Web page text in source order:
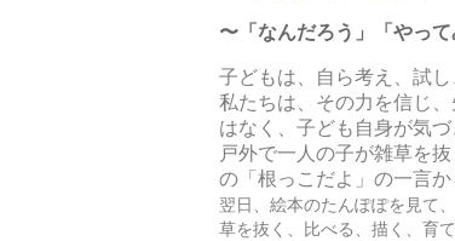
〜「なんだろう」「やっ
子どもは、自ら考え、試し
私たちは、その力を信じ
はなく、子ども自身が気
戸外で一人の子が雑草を
の「根っこだよ」の一言
翌日、絵本のたんぽぽを見て
草を抜く、比べる、描く、育